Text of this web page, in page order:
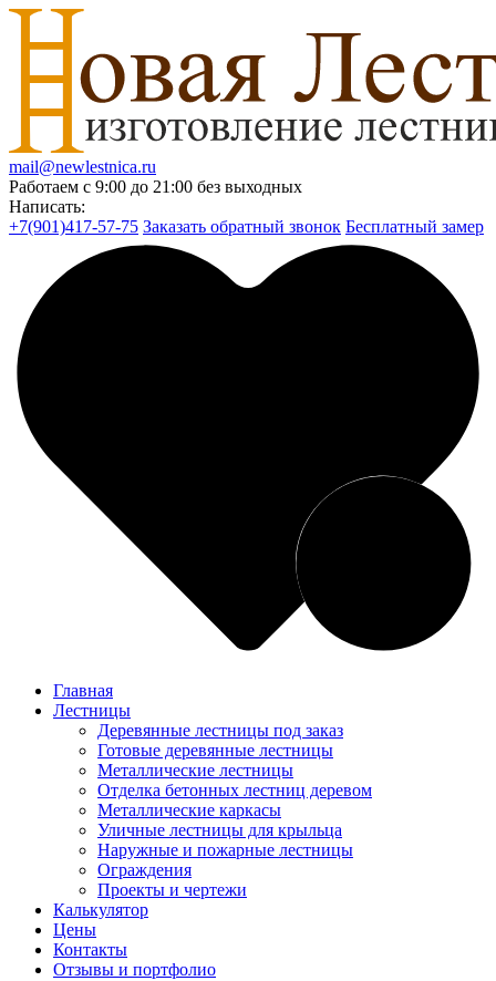
mail@newlestnica.ru
Работаем с 9:00 до 21:00 без выходных
Написать:
+7(901)417-57-75 Заказать обратный звонок Бесплатный замер
Главная
Лестницы
Деревянные лестницы под заказ
Готовые деревянные лестницы
Металлические лестницы
Отделка бетонных лестниц деревом
Металлические каркасы
Уличные лестницы для крыльца
Наружные и пожарные лестницы
Ограждения
Проекты и чертежи
Калькулятор
Цены
Контакты
Отзывы и портфолио